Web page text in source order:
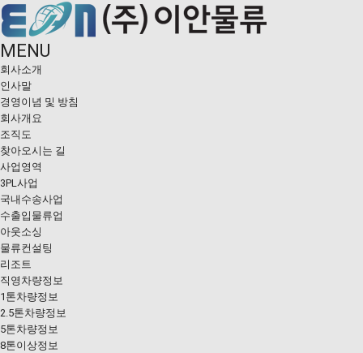
MENU
회사소개
인사말
경영이념 및 방침
회사개요
조직도
찾아오시는 길
사업영역
3PL사업
국내수송사업
수출입물류업
아웃소싱
물류컨설팅
리조트
직영차량정보
1톤차량정보
2.5톤차량정보
5톤차량정보
8톤이상정보